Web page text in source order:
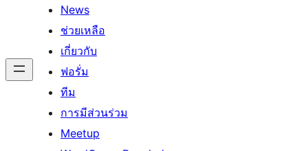
News
ช่วยเหลือ
เกี่ยวกับ
ฟอรั่ม
ทีม
การมีส่วนร่วม
Meetup